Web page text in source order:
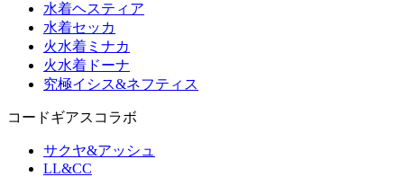
水着ヘスティア
水着セッカ
火水着ミナカ
火水着ドーナ
究極イシス&ネフティス
コードギアスコラボ
サクヤ&アッシュ
LL&CC